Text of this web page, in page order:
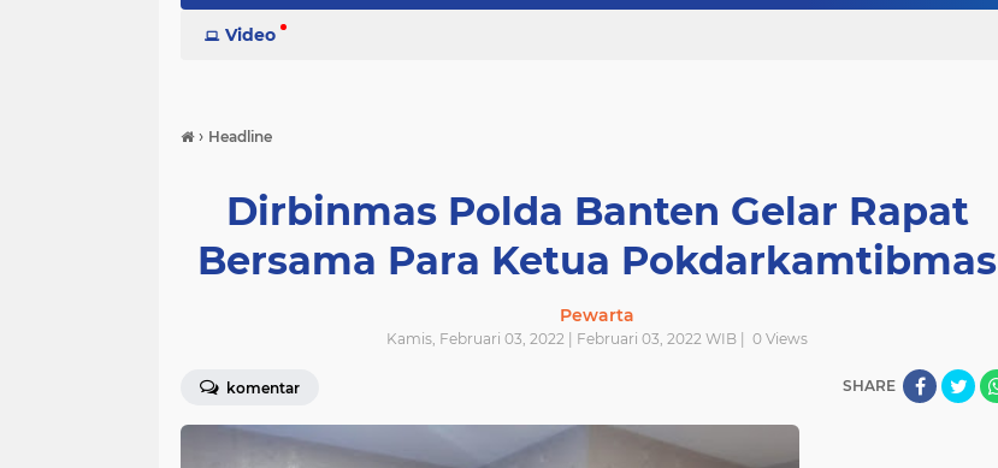
Video
› Headline
Dirbinmas Polda Banten Gelar Rapat
Bersama Para Ketua Pokdarkamtibmas
Pewarta
Kamis, Februari 03, 2022 | Februari 03, 2022 WIB | 0 Views
komentar SHARE